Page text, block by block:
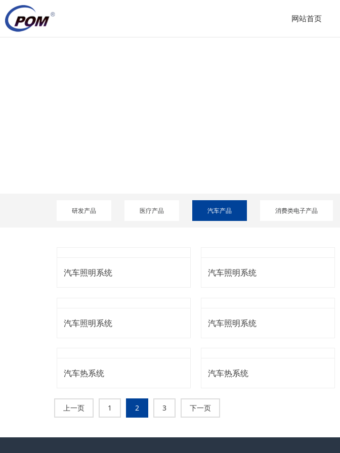
网站首页
研发产品 医疗产品 汽车产品 消费类电子产品
汽车照明系统 汽车照明系统
汽车照明系统 汽车照明系统
汽车热系统 汽车热系统
上一页 1 2 3 下一页